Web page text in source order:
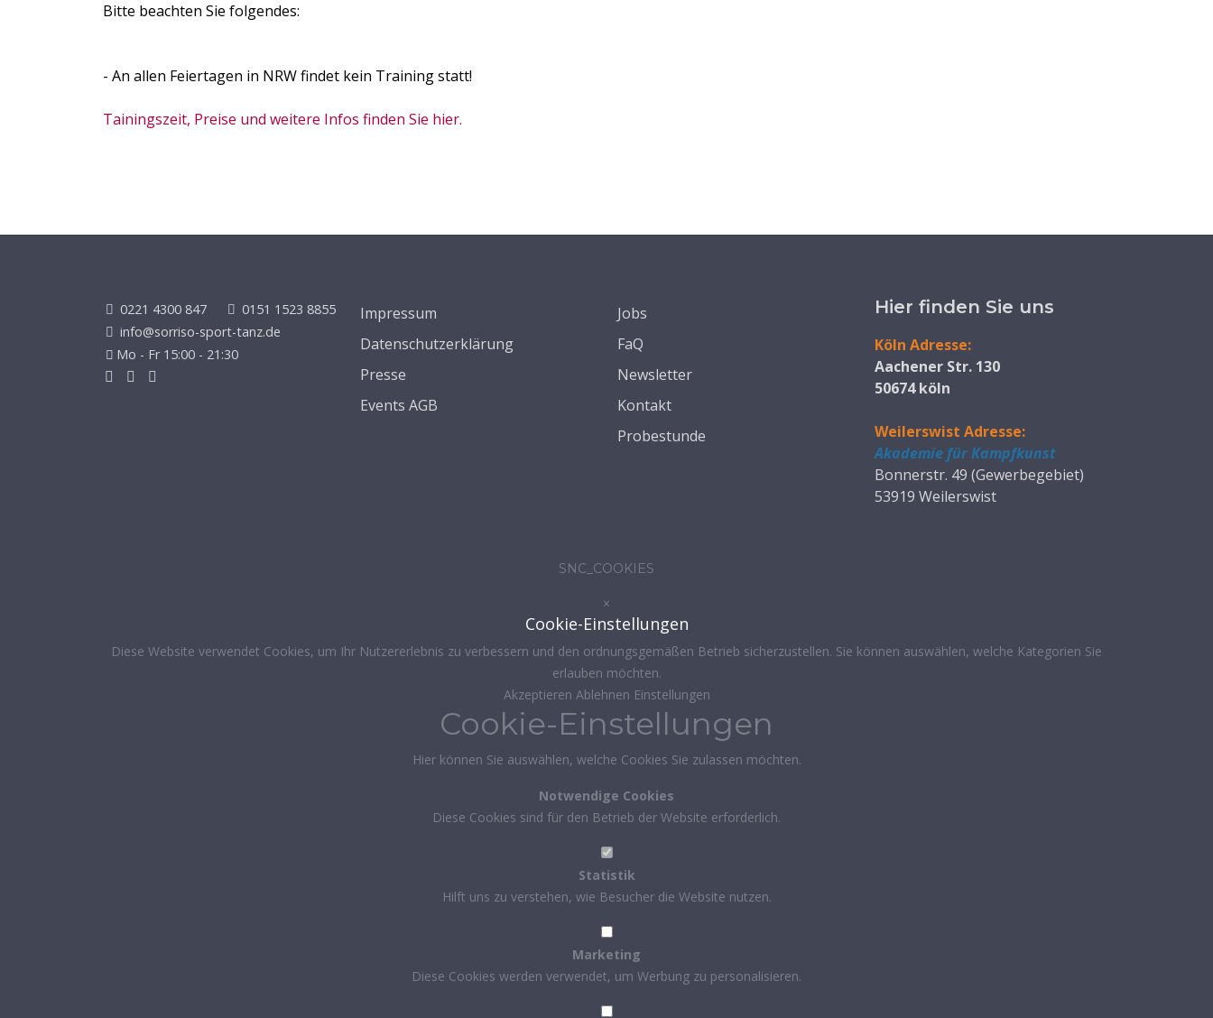
Bitte beachten Sie folgendes:
- An allen Feiertagen in NRW findet kein Training statt!
Tainingszeit, Preise und weitere Infos finden Sie hier.
0221 4300 847
0151 1523 8855
info@sorriso-sport-tanz.de
Mo - Fr 15:00 - 21:30
Impressum
Datenschutzerklärung
Presse
Events AGB
Jobs
FaQ
Newsletter
Kontakt
Probestunde
Hier finden Sie uns
Köln Adresse:
Aachener Str. 130
50674 köln
Weilerswist Adresse:
Akademie für Kampfkunst
Bonnerstr. 49 (Gewerbegebiet)
53919 Weilerswist
SNC_COOKIES
×
Cookie-Einstellungen
Diese Website verwendet Cookies, um Ihr Nutzererlebnis zu verbessern und den ordnungsgemäßen Betrieb sicherzustellen. Sie können auswählen, welche Kategorien Sie
erlauben möchten.
Akzeptieren Ablehnen Einstellungen
Cookie-Einstellungen
Hier können Sie auswählen, welche Cookies Sie zulassen möchten.
Notwendige Cookies
Diese Cookies sind für den Betrieb der Website erforderlich.
Statistik
Hilft uns zu verstehen, wie Besucher die Website nutzen.
Marketing
Diese Cookies werden verwendet, um Werbung zu personalisieren.